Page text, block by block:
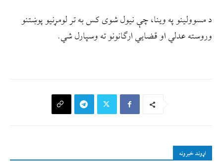
د مسوولينو په وينا، چې نيول شوی کس به تر لومړنيو پوښتنو
وروسته عدلي او قضايي ارګانونو ته وسپارل شي.
اړوند خبرونه